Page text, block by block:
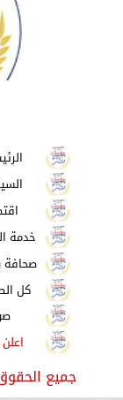
خدمة
صحافة
كل
جميع